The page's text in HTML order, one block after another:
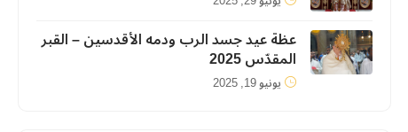
عظة عيد جسد الرب ودمه الأقدسين – القبر
المقدّس 2025
يونيو 19, 2025